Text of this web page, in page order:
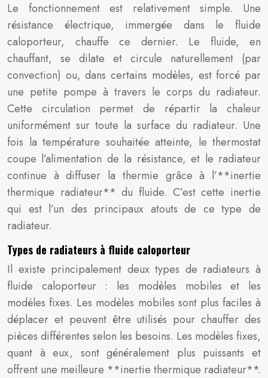
Le fonctionnement est relativement simple. Une
résistance électrique, immergée dans le fluide
caloporteur, chauffe ce dernier. Le fluide, en
chauffant, se dilate et circule naturellement (par
convection) ou, dans certains modèles, est forcé par
une petite pompe à travers le corps du radiateur.
Cette circulation permet de répartir la chaleur
uniformément sur toute la surface du radiateur. Une
fois la température souhaitée atteinte, le thermostat
coupe l’alimentation de la résistance, et le radiateur
continue à diffuser la thermie grâce à l’**inertie
thermique radiateur** du fluide. C’est cette inertie
qui est l’un des principaux atouts de ce type de
radiateur.
Types de radiateurs à fluide caloporteur
Il existe principalement deux types de radiateurs à
fluide caloporteur : les modèles mobiles et les
modèles fixes. Les modèles mobiles sont plus faciles à
déplacer et peuvent être utilisés pour chauffer des
pièces différentes selon les besoins. Les modèles fixes,
quant à eux, sont généralement plus puissants et
offrent une meilleure **inertie thermique radiateur**.